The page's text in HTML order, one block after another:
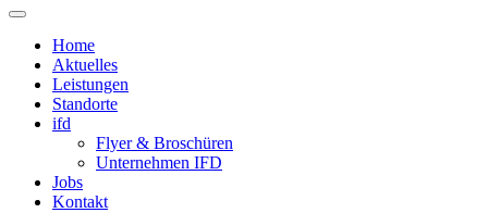
Home
Aktuelles
Leistungen
Standorte
ifd
Flyer & Broschüren
Unternehmen IFD
Jobs
Kontakt